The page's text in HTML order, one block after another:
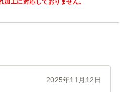
加工に対応しておりません。
2025年11月12日